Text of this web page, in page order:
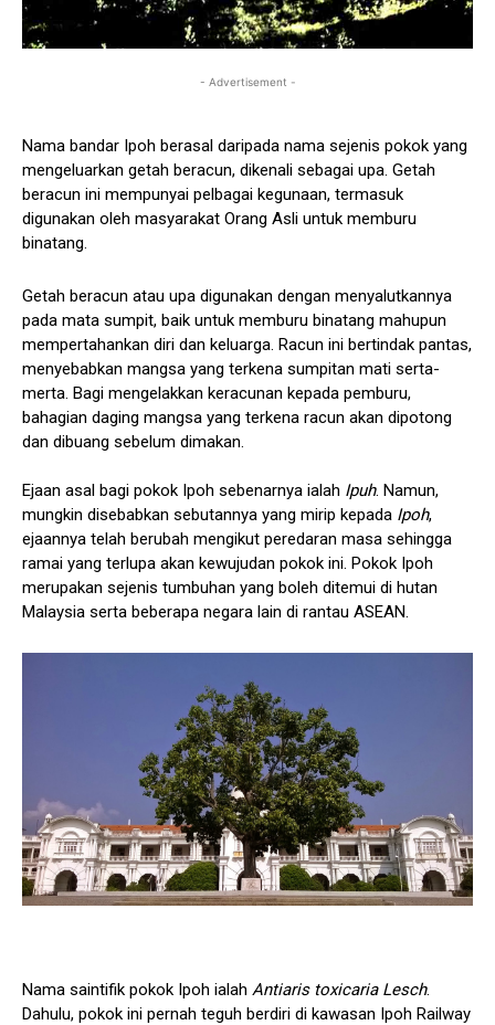
- Advertisement -
Nama bandar Ipoh berasal daripada nama sejenis pokok yang
mengeluarkan getah beracun, dikenali sebagai upa. Getah
beracun ini mempunyai pelbagai kegunaan, termasuk
digunakan oleh masyarakat Orang Asli untuk memburu
binatang.
Getah beracun atau upa digunakan dengan menyalutkannya
pada mata sumpit, baik untuk memburu binatang mahupun
mempertahankan diri dan keluarga. Racun ini bertindak pantas,
menyebabkan mangsa yang terkena sumpitan mati serta-
merta. Bagi mengelakkan keracunan kepada pemburu,
bahagian daging mangsa yang terkena racun akan dipotong
dan dibuang sebelum dimakan.
Ejaan asal bagi pokok Ipoh sebenarnya ialah Ipuh. Namun,
mungkin disebabkan sebutannya yang mirip kepada Ipoh,
ejaannya telah berubah mengikut peredaran masa sehingga
ramai yang terlupa akan kewujudan pokok ini. Pokok Ipoh
merupakan sejenis tumbuhan yang boleh ditemui di hutan
Malaysia serta beberapa negara lain di rantau ASEAN.
Nama saintifik pokok Ipoh ialah Antiaris toxicaria Lesch.
Dahulu, pokok ini pernah teguh berdiri di kawasan Ipoh Railway